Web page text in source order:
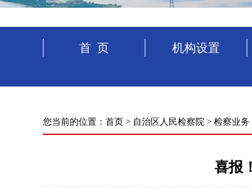
首 页 机构设置
您当前的位置： 首页 > 自治区人民检察院 > 检察业务
喜报